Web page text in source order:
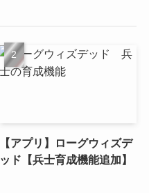
【アプリ】ローグウィズデ
ッド【兵士育成機能追加】